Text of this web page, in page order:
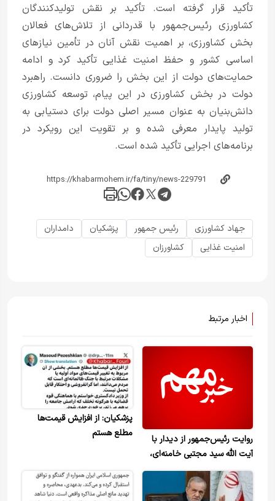
تأکید قرار گرفته است. تأکید بر نقش تولیدکنندگان
کشاورزی رئیس‌جمهور با قدردانی از تلاش‌های فعالان
بخش کشاورزی، بر اهمیت نقش آنان در تأمین نیازهای
اساسی کشور و حفظ امنیت غذایی تأکید کرد و ادامه
حمایت‌های دولت از این بخش را ضروری دانست. راهبرد
دولت در بخش کشاورزی در این پیام، توسعه کشاورزی
دانش‌بنیان به عنوان مسیر اصلی دولت برای دستیابی به
تولید پایدار معرفی شده و بر تقویت این رویکرد در
برنامه‌های اجرایی تأکید شده است.
جهاد کشاورزی رئیس جمهور پزشکیان
دامداران
امنیت غذایی
کشاورزان
اخبار مرتبط
روایت رئیس‌جمهور از دیدار با
آیت الله سید مجتبی خامنه‌ای،
رهبر انقلاب
پزشکیان: از افزایش قیمت‌ها
مطلع هستم